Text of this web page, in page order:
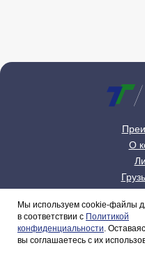
О
8
8
Получить скидку
Мы используем cookie-файлы
в соответствии с Политикой
конфиденциальности.
вы соглашаетесь с их